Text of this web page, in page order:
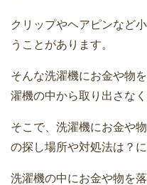
クリップやヘアピンなど
うことがあります。
そんな洗濯機にお金や物
濯機の中から取り出さな
そこで、洗濯機にお金や
の探し場所や対処法は？
洗濯機の中にお金や物を